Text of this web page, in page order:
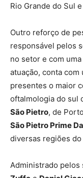
Rio Grande do Sul
Outro reforço de
responsável pelos
no setor e com
atuação, conta com
presentes o maior
oftalmologia do sul
São Pietro, de
São Pietro Prime
diversas regiões do
Administrado